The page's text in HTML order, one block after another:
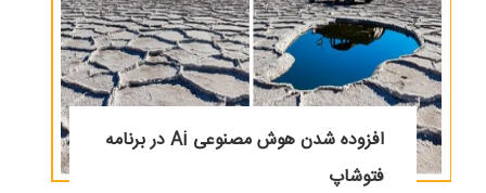
افزوده شدن هوش مصنوعی Ai در برنامه
فتوشاپ